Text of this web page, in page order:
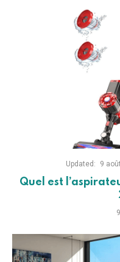
Updated: 9
Quel est